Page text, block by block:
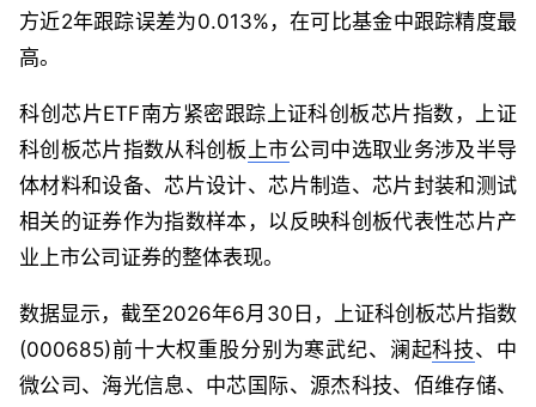
方近2年跟踪误差为0.013%，在可比基金中跟踪精度最
高。
科创芯片ETF南方紧密跟踪上证科创板芯片指数，上证
科创板芯片指数从科创板 上市公司中选取业务涉及半导
体材料和设备、芯片设计、芯片制造、芯片封装和测试
相关的证券作为指数样本，以反映科创板代表性芯片产
业上市公司证券的整体表现。
数据显示，截至2026年6月30日，上证科创板芯片指数
(000685)前十大权重股分别为寒武纪、澜起科技、中
微公司、海光信息、中芯国际、源杰科技、佰维存储、